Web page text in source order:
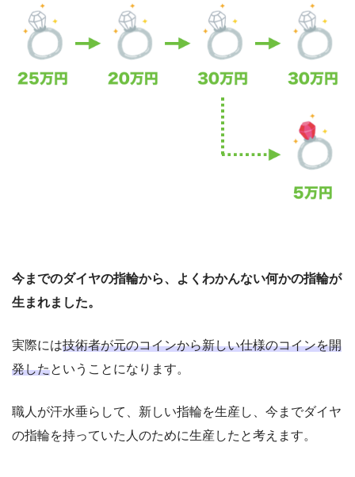
今までのダイヤの指輪から、よくわかんない何かの指輪が
生まれました。
実際には技術者が元のコインから新しい仕様のコインを開
発したということになります。
職人が汗水垂らして、新しい指輪を生産し、今までダイヤ
の指輪を持っていた人のために生産したと考えます。